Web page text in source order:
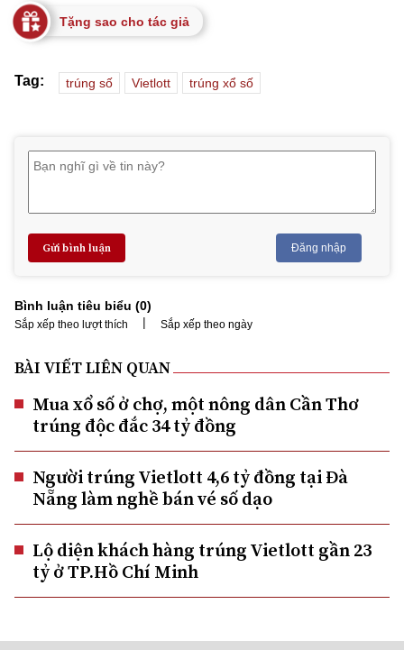
Tặng sao cho tác giả
Tag: trúng số Vietlott trúng xổ số
Gửi bình luận Đăng nhập
Bình luận tiêu biểu (0)
Sắp xếp theo lượt thích | Sắp xếp theo ngày
BÀI VIẾT LIÊN QUAN
Mua xổ số ở chợ, một nông dân Cần Thơ
trúng độc đắc 34 tỷ đồng
Người trúng Vietlott 4,6 tỷ đồng tại Đà
Nẵng làm nghề bán vé số dạo
Lộ diện khách hàng trúng Vietlott gần 23
tỷ ở TP.Hồ Chí Minh